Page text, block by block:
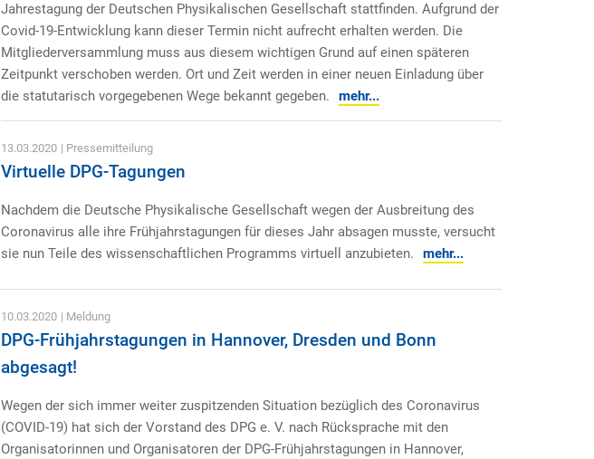
Jahrestagung der Deutschen Physikalischen Gesellschaft stattfinden. Aufgrund der
Covid-19-Entwicklung kann dieser Termin nicht aufrecht erhalten werden. Die
Mitgliederversammlung muss aus diesem wichtigen Grund auf einen späteren
Zeitpunkt verschoben werden. Ort und Zeit werden in einer neuen Einladung über
die statutarisch vorgegebenen Wege bekannt gegeben.
mehr...
13.03.2020 | Pressemitteilung
Virtuelle DPG-Tagungen
Nachdem die Deutsche Physikalische Gesellschaft wegen der Ausbreitung des
Coronavirus alle ihre Frühjahrstagungen für dieses Jahr absagen musste, versucht
sie nun Teile des wissenschaftlichen Programms virtuell anzubieten.
mehr...
10.03.2020 | Meldung
DPG-Frühjahrstagungen in Hannover, Dresden und Bonn
abgesagt!
Wegen der sich immer weiter zuspitzenden Situation bezüglich des Coronavirus
(COVID-19) hat sich der Vorstand des DPG e. V. nach Rücksprache mit den
Organisatorinnen und Organisatoren der DPG-Frühjahrstagungen in Hannover,